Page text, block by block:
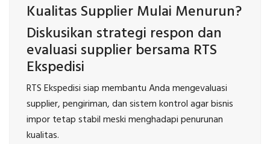
Kualitas Supplier Mulai Menurun?
Diskusikan strategi respon dan
evaluasi supplier bersama RTS
Ekspedisi
RTS Ekspedisi siap membantu Anda mengevaluasi
supplier, pengiriman, dan sistem kontrol agar bisnis
impor tetap stabil meski menghadapi penurunan
kualitas.